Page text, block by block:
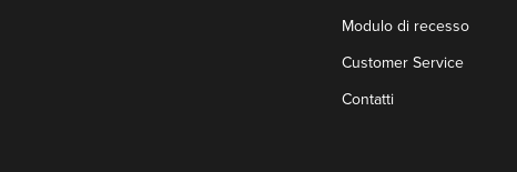
Modulo di recesso
Customer Service
Contatti